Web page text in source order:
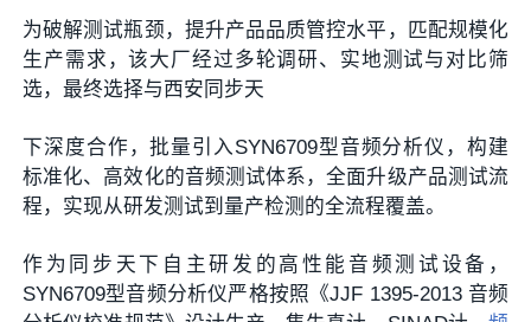
为破解测试瓶颈，提升产品品质管控水平，匹配规模化
生产需求，该大厂经过多轮调研、实地测试与对比筛
选，最终选择与西安同步天
下深度合作，批量引入SYN6709型音频分析仪，构建
标准化、高效化的音频测试体系，全面升级产品测试流
程，实现从研发测试到量产检测的全流程覆盖。
作为同步天下自主研发的高性能音频测试设备，
SYN6709型音频分析仪严格按照《JJF 1395-2013 音频